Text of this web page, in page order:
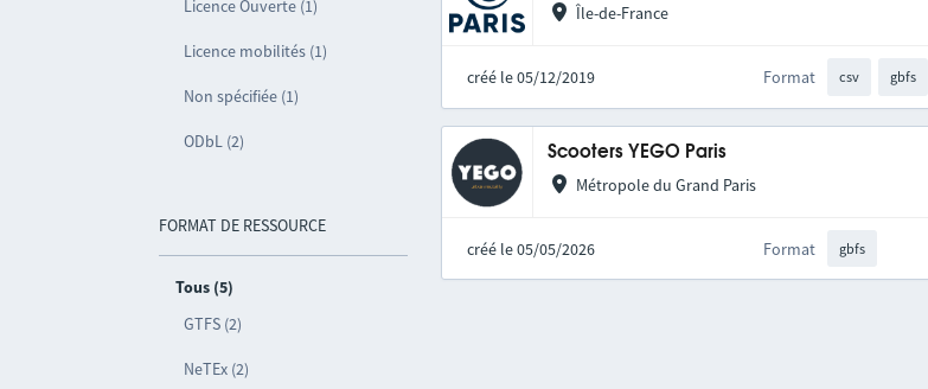
Licence Ouverte (1)
Licence mobilités (1)
Non spécifiée (1)
ODbL (2)
FORMAT DE RESSOURCE
Tous (5)
GTFS (2)
NeTEx (2)
Île-de-France
créé le 05/12/2019 Format csv gbfs
Scooters YEGO Paris
Métropole du Grand Paris
créé le 05/05/2026 Format gbfs